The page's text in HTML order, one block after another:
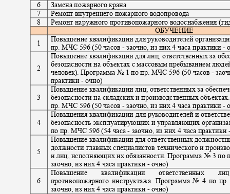
6
7
8
Замена пожарного крана
Ремонт внутреннего пожарного водопровода
Ремонт наружного противопожарного водоснабжения
ОБУЧЕНИЕ
Повышение квалификации для руководителей
пр. МЧС 596 (50часов -заочно, из них 4 часа практики-
Повышение квалификации для лиц, ответственных за
безопасности на объектах с массовым пребыванием
человек).Программа № 1 по пр. МЧС 596 (50 часов-
практики-очно)
1
2
Повышение квалификации лиц, ответственных за
безопасности на складских и производственных объектах
пр. МЧС 596(50часов -заочно, из них 4 часа практики-
Повышения квалификации для руководителей и
безопасность эксплуатирующих и управляющих
по пр. МЧС 596(54 часа- заочно, из них 4 часа практики
Повышение квалификации для ответственных
должности главных специалистов технического и
и лиц, исполняющих их обязанности. Программа № 3по
заочно, из них 4 часа практики-очно)
3
4
5
Повышение квалификации ответственных
6
противопожарного инструктажа. Программа №4 по
заочно, из них 4 часа практики-очно)